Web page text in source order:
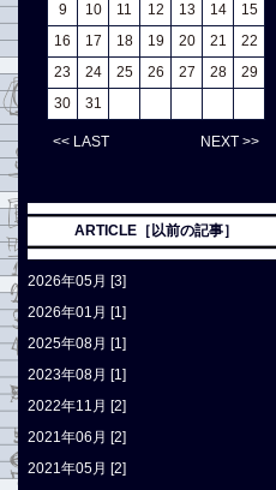
9
10 11 12 13 14
15
16
17 18 19 20 21
22
23
24 25 26 27 28
29
30
31
<< LAST NEXT >>
ARTICLE［以前の記事］
2026年05月 [3]
2026年01月 [1]
2025年08月 [1]
2023年08月 [1]
2022年11月 [2]
2021年06月 [2]
2021年05月 [2]